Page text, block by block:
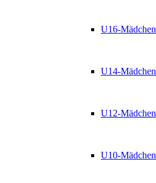
U16-Mädchen
U14-Mädchen
U12-Mädchen
U10-Mädchen